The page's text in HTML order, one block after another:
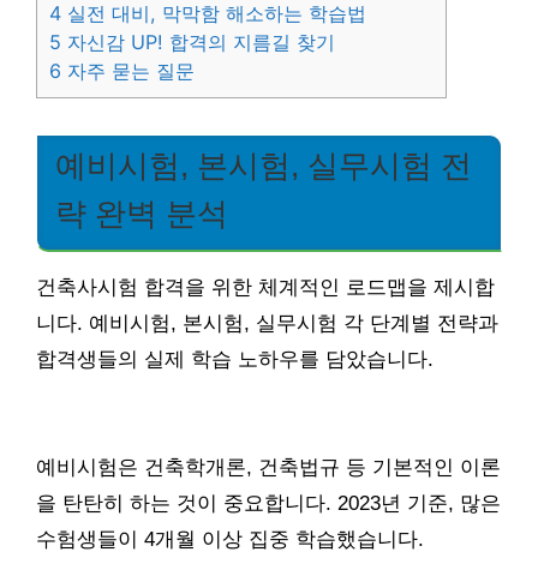
4 실전 대비, 막막함 해소하는 학습법
5 자신감 UP! 합격의 지름길 찾기
6 자주 묻는 질문
예비시험, 본시험, 실무시험 전
략 완벽 분석
건축사시험 합격을 위한 체계적인 로드맵을 제시합
니다. 예비시험, 본시험, 실무시험 각 단계별 전략과
합격생들의 실제 학습 노하우를 담았습니다.
예비시험은 건축학개론, 건축법규 등 기본적인 이론
을 탄탄히 하는 것이 중요합니다. 2023년 기준, 많은
수험생들이 4개월 이상 집중 학습했습니다.